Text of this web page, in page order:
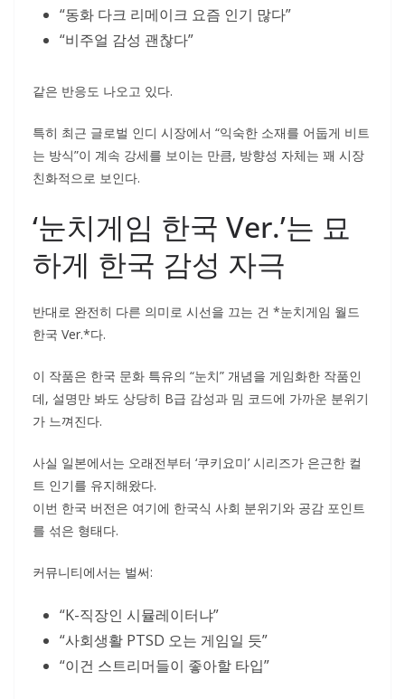
“동화 다크 리메이크 요즘 인기 많다”
“비주얼 감성 괜찮다”
같은 반응도 나오고 있다.
특히 최근 글로벌 인디 시장에서 “익숙한 소재를 어둡게 비트
는 방식”이 계속 강세를 보이는 만큼, 방향성 자체는 꽤 시장
친화적으로 보인다.
‘눈치게임 한국 Ver.’는 묘
하게 한국 감성 자극
반대로 완전히 다른 의미로 시선을 끄는 건 *눈치게임 월드
한국 Ver.*다.
이 작품은 한국 문화 특유의 “눈치” 개념을 게임화한 작품인
데, 설명만 봐도 상당히 B급 감성과 밈 코드에 가까운 분위기
가 느껴진다.
사실 일본에서는 오래전부터 ‘쿠키요미’ 시리즈가 은근한 컬
트 인기를 유지해왔다.
이번 한국 버전은 여기에 한국식 사회 분위기와 공감 포인트
를 섞은 형태다.
커뮤니티에서는 벌써:
“K-직장인 시뮬레이터냐”
“사회생활 PTSD 오는 게임일 듯”
“이건 스트리머들이 좋아할 타입”